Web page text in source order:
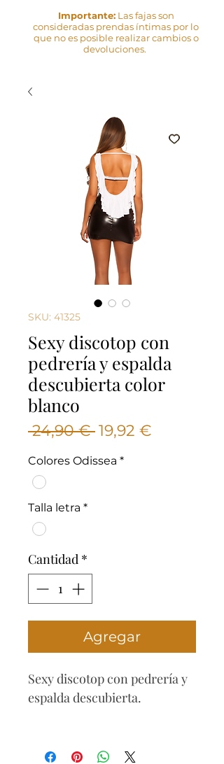
Importante:Las fajas son
consideradas prendas íntimas por lo
que no es posible realizar cambios o
devoluciones.
SKU: 41325
Sexy discotop con
pedrería y espalda
descubierta color
blanco
24,90 € Precio
19,92 €
Colores Odissea *
Talla letra *
Cantidad *
Agregar
Sexy discotop con pedrería y
espalda descubierta.
95 % poliéster